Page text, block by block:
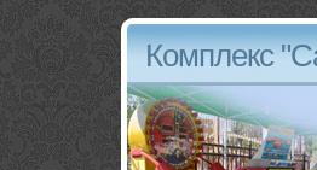
Комплекс